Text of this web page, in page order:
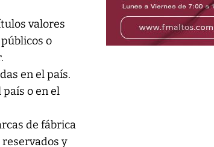
valores
o
en el país.
o en el
de fábrica
y